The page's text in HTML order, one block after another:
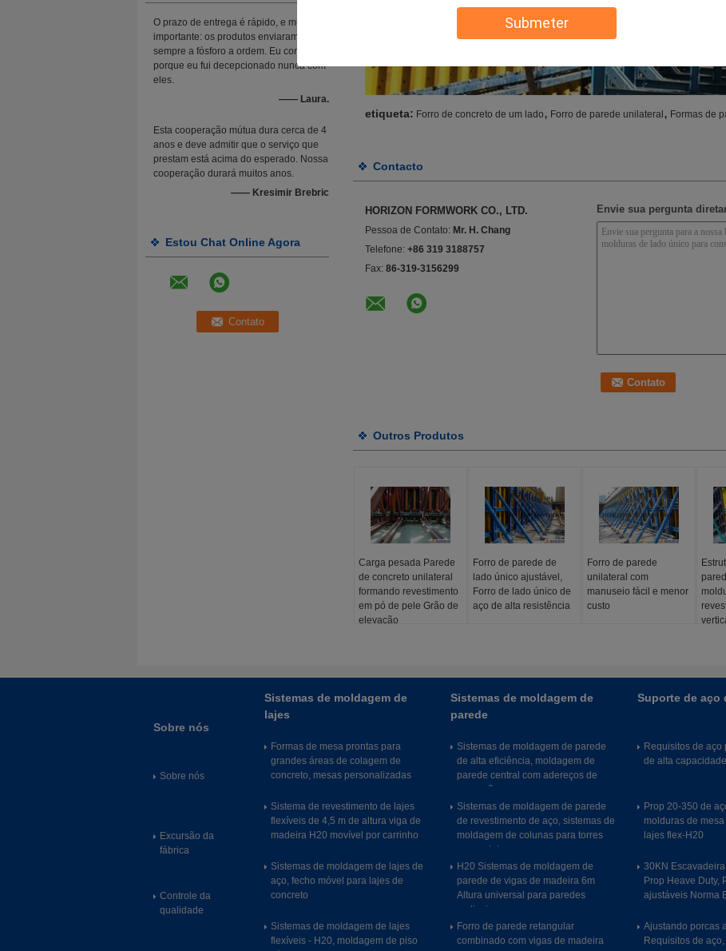
Submeter
O prazo de entrega é rápido, e muito
importante: os produtos enviaram
sempre a fósforo a ordem. Eu confio-os
porque eu fui decepcionado nunca com
eles.
—— Laura.
Esta cooperação mútua dura cerca de 4
anos e deve admitir que o serviço que
prestam está acima do esperado. Nossa
cooperação durará muitos anos.
—— Kresimir Brebric
Estou Chat Online Agora
etiqueta: Forro de concreto de um lado, Forro de parede unilateral, Formas de
Contacto
HORIZON FORMWORK CO., LTD.
Pessoa de Contato: Mr. H. Chang
Telefone: +86 319 3188757
Fax: 86-319-3156299
Envie sua pergunta
Outros Produtos
Carga pesada Parede
de concreto unilateral
formando revestimento
em pó de pele Grão de
elevação
Forro de parede de
lado único ajustável,
Forro de lado único de
aço de alta resistência
Forro de parede
unilateral com
manuseio fácil e menor
custo
Sobre nós
Sobre nós
Excursão da
fábrica
Controle da
qualidade
Sistemas de moldagem de
lajes
Formas de mesa prontas para
grandes áreas de colagem de
concreto, mesas personalizadas
Sistema de revestimento de lajes
flexíveis de 4,5 m de altura viga de
madeira H20 movível por carrinho
Sistemas de moldagem de lajes de
aço, fecho móvel para lajes de
concreto
Sistemas de moldagem de lajes
flexíveis - H20, moldagem de piso
Sistemas de moldagem de
parede
Sistemas de moldagem de parede
de alta eficiência, moldagem de
parede central com adereços de
empurrão e puxa
Sistemas de moldagem de parede
de revestimento de aço, sistemas de
moldagem de colunas para torres
comerciais
H20 Sistemas de moldagem de
parede de vigas de madeira 6m
Altura universal para paredes
verticais
Forro de parede retangular
combinado com vigas de madeira
Suporte de aço
Requisitos de aço
de alta
Prop 20-350 de
molduras de
lajes flex-H20
30KN
Prop Heave Duty,
ajustáveis Norma
Ajustando porcas
Requisitos de